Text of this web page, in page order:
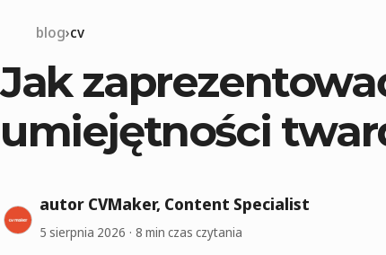
blog cv
Jak
umiejętności
autor CVMaker, Content Specialist
5 sierpnia 2026 8 min czas czytania